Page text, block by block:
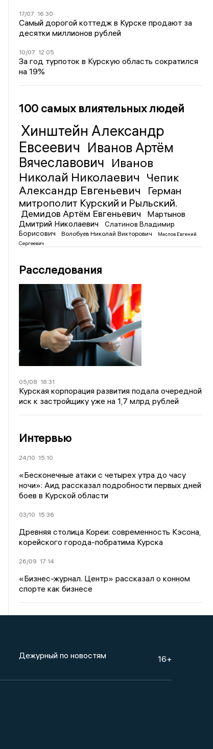
17/07 16:30
Самый дорогой коттедж в Курске продают за
десятки миллионов рублей
10/07 12:05
За год турпоток в Курскую область сократился
на 19%
100 самых влиятельных людей
Хинштейн Александр
Евсеевич Иванов Артём
Вячеславович Иванов
Николай Николаевич Чепик
Александр Евгеньевич
Герман
митрополит Курский и Рыльский.
Демидов Артём Евгеньевич
Мартынов
Дмитрий Николаевич
Слатинов Владимир
Борисович
Волобуев Николай Викторович
Маслов Евгений
Сергеевич
Расследования
05/08 18:31
Курская корпорация развития подала очередной
иск к застройщику уже на 1,7 млрд рублей
Интервью
24/10 15:10
«Бесконечные атаки с четырех утра до часу
ночи»: Аид рассказал подробности первых дней
боев в Курской области
03/10 15:36
Древняя столица Кореи: современность Кэсона,
корейского города-побратима Курска
26/09 17:14
«Бизнес-журнал. Центр» рассказал о конном
спорте как бизнесе
Дежурный по новостям 16+